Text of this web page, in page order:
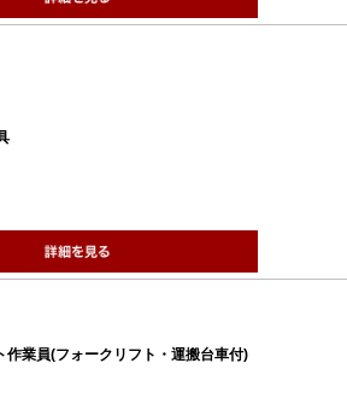
作業員(フォークリフト・運搬台車付)